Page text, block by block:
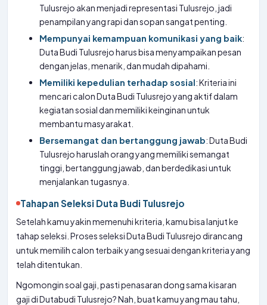
Tulusrejo akan menjadi representasi Tulusrejo, jadi
penampilan yang rapi dan sopan sangat penting.
Mempunyai kemampuan komunikasi yang baik:
Duta Budi Tulusrejo harus bisa menyampaikan pesan
dengan jelas, menarik, dan mudah dipahami.
Memiliki kepedulian terhadap sosial: Kriteria ini
mencari calon Duta Budi Tulusrejo yang aktif dalam
kegiatan sosial dan memiliki keinginan untuk
membantu masyarakat.
Bersemangat dan bertanggung jawab: Duta Budi
Tulusrejo haruslah orang yang memiliki semangat
tinggi, bertanggung jawab, dan berdedikasi untuk
menjalankan tugasnya.
Tahapan Seleksi Duta Budi Tulusrejo
Setelah kamu yakin memenuhi kriteria, kamu bisa lanjut ke
tahap seleksi. Proses seleksi Duta Budi Tulusrejo dirancang
untuk memilih calon terbaik yang sesuai dengan kriteria yang
telah ditentukan.
Ngomongin soal gaji, pasti penasaran dong sama kisaran
gaji di Dutabudi Tulusrejo? Nah, buat kamu yang mau tahu,